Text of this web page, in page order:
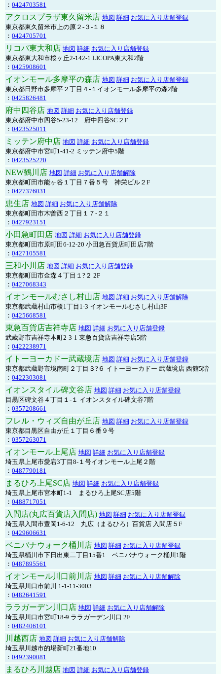
： 0424703581
アクロスプラザ東久留米店 地図 詳細 お気に入り店舗登録
東京都東久留米市上の原２-３-１８
： 0424705701
リコパ東大和店 地図 詳細 お気に入り店舗登録
東京都東大和市桜ヶ丘2-142-1 LICOPA東大和2階
： 0425908601
イオンモール多摩平の森店 地図 詳細 お気に入り店舗登録
東京都日野市多摩平２丁目４-１イオンモール多摩平の森2階
： 0425826481
府中四谷店 地図 詳細 お気に入り店舗登録
東京都府中市四谷5-23-12 府中四谷SC２F
： 0423525011
ミッテン府中店 地図 詳細 お気に入り店舗登録
東京都府中市宮町1-41-2 ミッテン府中5階
： 0423525220
NEW鶴川店 地図 詳細 お気に入り店舗解除
東京都町田市能ヶ谷１丁目７番５号 神栄ビル２F
： 0427376031
忠生店 地図 詳細 お気に入り店舗解除
東京都町田市木曽西２丁目１７-２１
： 0427923151
小田急町田店 地図 詳細 お気に入り店舗登録
東京都町田市原町田6-12-20 小田急百貨店町田店7階
： 0427105581
三和小川店 地図 詳細 お気に入り店舗登録
東京都町田市金森４丁目１?２ 2F
： 0427068343
イオンモールむさし村山店 地図 詳細 お気に入り店舗解除
東京都武蔵村山市榎1丁目1-3 イオンモールむさし村山3F
： 0425668581
東急百貨店吉祥寺店 地図 詳細 お気に入り店舗登録
武蔵野市吉祥寺本町2-3-1 東急百貨店吉祥寺店5階
： 0422238971
イトーヨーカドー武蔵境店 地図 詳細 お気に入り店舗登録
東京都武蔵野市境南町２丁目３?６ イトーヨーカドー 武蔵境店 西館5階
： 0422303081
イオンスタイル碑文谷店 地図 詳細 お気に入り店舗登録
目黒区碑文谷４丁目１-１ イオンスタイル碑文谷7階
： 0357208661
フレル・ウィズ自由が丘店 地図 詳細 お気に入り店舗登録
東京都目黒区自由が丘１丁目６番９号
： 0357263071
イオンモール上尾店 地図 詳細 お気に入り店舗登録
埼玉県上尾市愛宕3丁目8-１号イオンモール上尾２階
： 0487790181
まるひろ上尾SC店 地図 詳細 お気に入り店舗登録
埼玉県上尾市宮本町1-1 まるひろ上尾SC店5階
： 0488717051
入間店(丸広百貨店入間店) 地図 詳細 お気に入り店舗登録
埼玉県入間市豊岡1-6-12 丸広（まるひろ）百貨店 入間店５F
： 0429606631
ベニバナウォーク桶川店 地図 詳細 お気に入り店舗登録
埼玉県桶川市下日出東二丁目15番1 ベニバナウォーク桶川1階
： 0487895561
イオンモール川口前川店 地図 詳細 お気に入り店舗解除
埼玉県川口市前川 1-1-11-3003
： 0482641591
ララガーデン川口店 地図 詳細 お気に入り店舗解除
埼玉県川口市宮町18-9 ララガーデン川口 2F
： 0482406101
川越西店 地図 詳細 お気に入り店舗解除
埼玉県川越市的場新町21番地10
： 0492390081
まるひろ川越店 地図 詳細 お気に入り店舗登録